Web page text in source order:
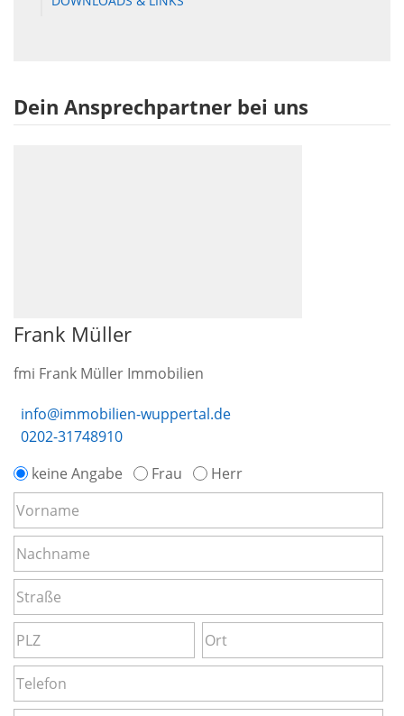
Dein Ansprechpartner bei uns
Frank Müller
fmi Frank Müller Immobilien
info@immobilien-wuppertal.de
0202-31748910
keine Angabe
Frau Herr